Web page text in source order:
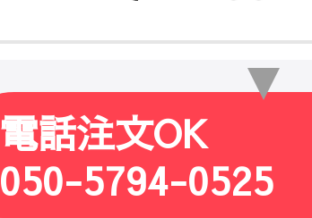
電話注文OK
050-5794-0525